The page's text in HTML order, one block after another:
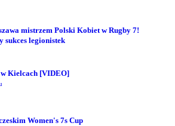
mistrzem Polski Kobiet w Rugby 7!
sukces legionistek
Kielcach [VIDEO]
Women's 7s Cup